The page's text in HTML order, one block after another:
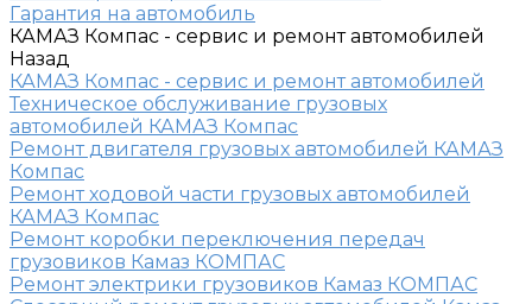
Гарантия на автомобиль
КАМАЗ Компас - сервис и ремонт автомобилей
Назад
КАМАЗ Компас - сервис и ремонт автомобилей
Техническое обслуживание грузовых
автомобилей КАМАЗ Компас
Ремонт двигателя грузовых автомобилей КАМАЗ
Компас
Ремонт ходовой части грузовых автомобилей
КАМАЗ Компас
Ремонт коробки переключения передач
грузовиков Камаз КОМПАС
Ремонт электрики грузовиков Камаз КОМПАС